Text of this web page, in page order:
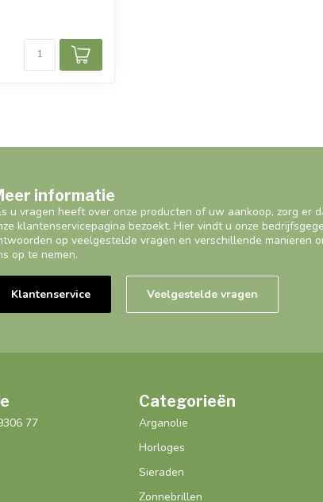
informatie
u vragen heeft over onze producten of uw aankoop, zorg er
klantenservicepagina bezoekt. Hier vindt u onze
op veelgestelde vragen en verschillende manieren
op te nemen.
Klantenservice Veelgestelde vragen
77
Categorieën
Arganolie
Horloges
Sieraden
Zonnebrillen